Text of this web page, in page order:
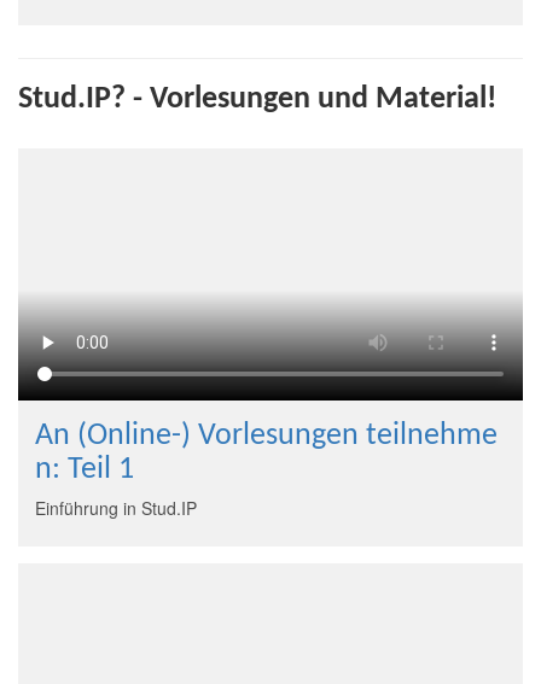
Stud.IP? - Vorlesungen und Material!
An (Online-) Vorlesungen teilnehme
n: Teil 1
Einführung in Stud.IP